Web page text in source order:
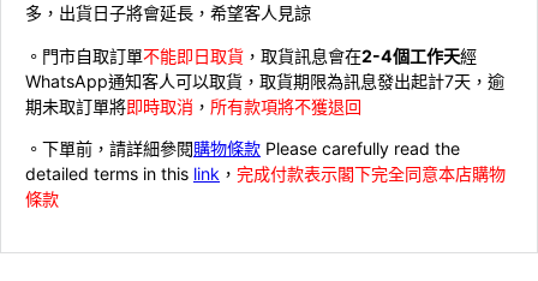
多，出貨日子將會延長，希望客人見諒
。門市自取訂單不能即日取貨 ，取貨訊息會在2-4個工作天經
WhatsApp通知客人可以取貨，取貨期限為訊息發出起計7天，逾
期未取訂單將即時取消 ， 所有款項將不獲退回
。下單前，請詳細參閱購物條款 Please carefully read the
detailed terms in this link ， 完成付款表示閣下完全同意本店購物
條款